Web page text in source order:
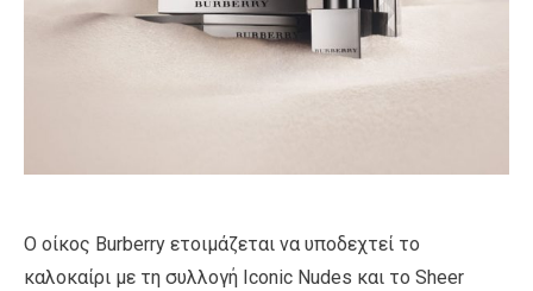
Ο οίκος Burberry ετοιμάζεται να υποδεχτεί το
καλοκαίρι με τη συλλογή Iconic Nudes και το Sheer